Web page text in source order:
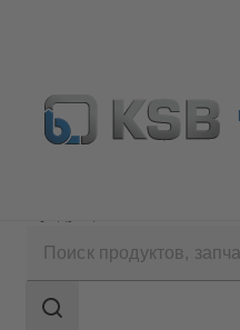
поиска
Область